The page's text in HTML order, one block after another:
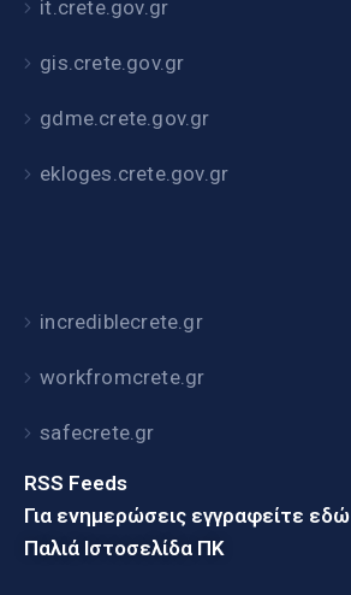
it.crete.gov.gr
gis.crete.gov.gr
gdme.crete.gov.gr
ekloges.crete.gov.gr
incrediblecrete.gr
workfromcrete.gr
safecrete.gr
RSS Feeds
Για ενημερώσεις εγγραφείτε εδώ
Παλιά Ιστοσελίδα ΠΚ